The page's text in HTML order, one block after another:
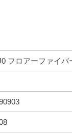
フロアーファイバ